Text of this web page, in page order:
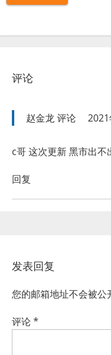
评论
赵金龙评论
c哥 这次更新 黑市出不
回复
发表回复
您的邮箱地址不会被公
评论*